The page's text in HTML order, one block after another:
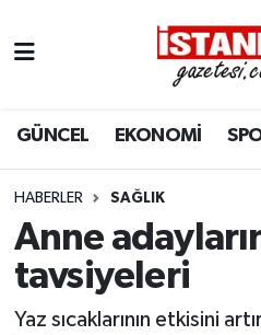
GÜNCEL EKONOMİ
HABERLER SAĞLIK
Anne
tavsiyeleri
Yaz sıcaklarının etkisini
EKONOMİ
İSTANBUL
DÜNYA
Nöbetçi Eczaneler
Hava Durumu
Trafik Durumu
Süper Lig Puan